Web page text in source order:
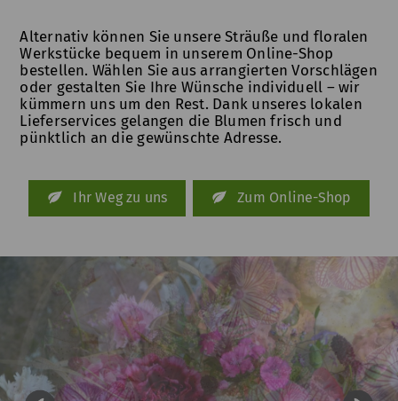
Alternativ können Sie unsere Sträuße und floralen
Werkstücke bequem in unserem Online-Shop
bestellen. Wählen Sie aus arrangierten Vorschlägen
oder gestalten Sie Ihre Wünsche individuell – wir
kümmern uns um den Rest. Dank unseres lokalen
Lieferservices gelangen die Blumen frisch und
pünktlich an die gewünschte Adresse.
Ihr Weg zu uns Zum Online-Shop